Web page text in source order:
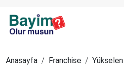
Anasayfa Franchise